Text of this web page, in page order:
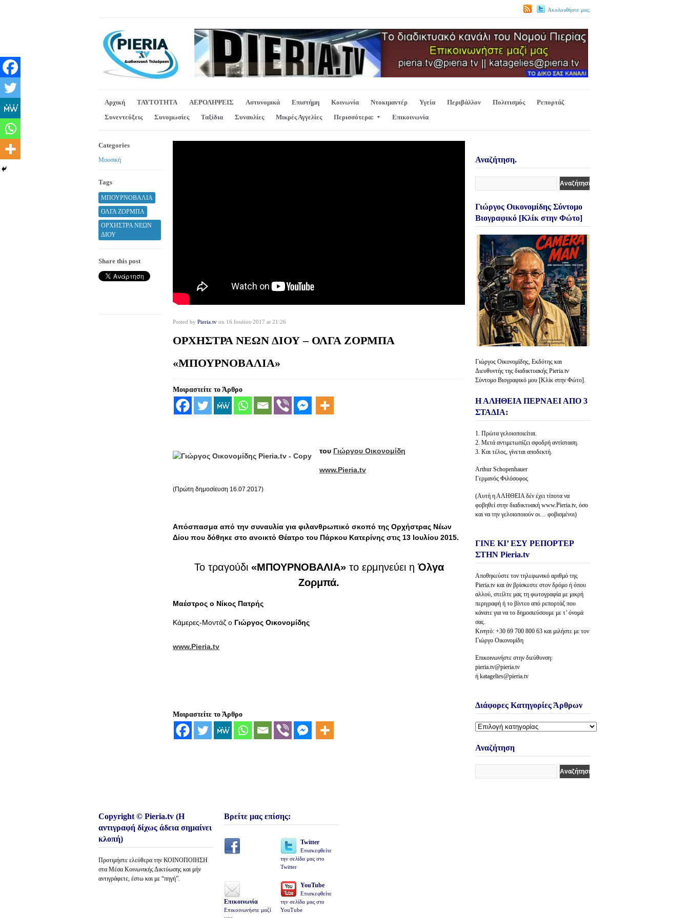
Ακολουθήστε μας.
Αρχική ΤΑΥΤΟΤΗΤΑ ΑΕΡΟΛΗΨΕΙΣ Αστυνομικά Επιστήμη Κοινωνία Ντοκιμαντέρ Υγεία Περιβάλλον Πολιτισμός
Ρεπορτάζ
Συνεντεύξεις
Συνομωσίες Ταξίδια Συναυλίες Μικρές Αγγελίες Περισσότερα: Επικοινωνία
Categories
Μουσική
Tags
ΜΠΟΥΡΝΟΒΑΛΙΑ
ΟΛΓΑ ΖΟΡΜΠΑ
ΟΡΧΗΣΤΡΑ ΝΕΩΝ
ΔΙΟΥ
Share this post
Posted by Pieria.tv on 16 Ιουλίου 2017 at 21:26
ΟΡΧΗΣΤΡΑ ΝΕΩΝ ΔΙΟΥ – ΟΛΓΑ ΖΟΡΜΠΑ
«ΜΠΟΥΡΝΟΒΑΛΙΑ»
Μοιραστείτε το Άρθρο
του Γιώργου Οικονομίδη
www.Pieria.tv
(Πρώτη δημοσίευση 16.07.2017)
Απόσπασμα από την συναυλία για φιλανθρωπικό σκοπό της Ορχήστρας Νέων
Δίου που δόθηκε στο ανοικτό Θέατρο του Πάρκου Κατερίνης στις 13 Ιουλίου 2015.
Το τραγούδι «ΜΠΟΥΡΝΟΒΑΛΙΑ»το ερμηνεύει ηΌλγα
Ζορμπά.
Μαέστρος ο Νίκος Πατρής
Κάμερες-Μοντάζ ο Γιώργος Οικονομίδης
www.Pieria.tv
Μοιραστείτε το Άρθρο
Αναζήτηση.
Γιώργος Οικονομίδης Σύντομο
Βιογραφικό [Κλίκ στην Φώτο]
Γιώργος Οικονομίδης, Εκδότης και
Διευθυντής της διαδικτυακής Pieria.tv
Σύντομο Βιογραφικό μου [Κλίκ στην Φώτο].
Η ΑΛΗΘΕΙΑ ΠΕΡΝΑΕΙ ΑΠΟ 3
ΣΤΑΔΙΑ:
1. Πρώτα γελοιοποιείται.
2. Μετά αντιμετωπίζει σφοδρή αντίσταση.
3. Και τέλος, γίνεται αποδεκτή.
Arthur Schopenhauer
Γερμανός Φιλόσοφος
(Αυτή η ΑΛΗΘΕΙΑ δέν έχει τίποτα να
φοβηθεί στην διαδικτυακή www.Pieria.tv, όσο
και να την γελοιοποιούν οι… φοβισμένοι)
ΓΙΝΕ ΚΙ’ ΕΣΥ ΡΕΠΟΡΤΕΡ
ΣΤΗΝ Pieria.tv
Αποθηκεύστε τον τηλεφωνικό αριθμό της
Pieria.tv και άν βρίσκεστε στον δρόμο ή όπου
αλλού, στείλτε μας τη φωτογραφία με μικρή
περιγραφή ή το βίντεο από ρεπορτάζ που
κάνατε για να το δημοσιεύσουμε με τ’ όνομά
σας.
Κινητό: +30 69 700 800 63 και μιλήστε με τον
Γιώργο Οικονομίδη
Επικοινωνήστε στην διεύθυνση:
pieria.tv@pieria.tv
ή katagelies@pieria.tv
Διάφορες Κατηγορίες Άρθρων
Διάφορες
Άρθρων
Αναζήτηση
Copyright © Pieria.tv (Η
αντιγραφή δίχως άδεια σημαίνει
κλοπή)
Προτιμήστε ελεύθερα την ΚΟΙΝΟΠΟΙΗΣΗ
στα Μέσα Κοινωνικής Δικτύωσης και μήν
αντιγράφετε, έστω και με “πηγή”.
Βρείτε μας επίσης:
Twitter
Επισκεφθείτε
την σελίδα μας στο
Twitter
Επικοινωνία
Επικοινωνήστε μαζί
YouTube
Επισκεφθείτε
την σελίδα μας στο
YouTube